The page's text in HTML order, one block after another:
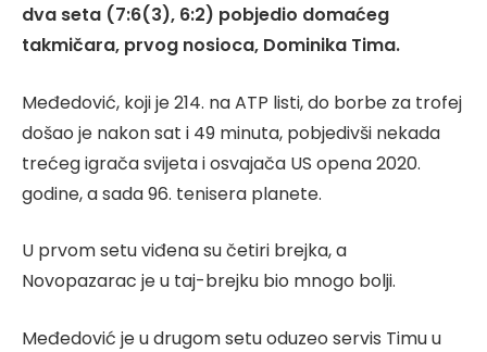
dva seta (7:6(3), 6:2) pobjedio domaćeg
takmičara, prvog nosioca, Dominika Tima.
Međedović, koji je 214. na ATP listi, do borbe za trofej
došao je nakon sat i 49 minuta, pobjedivši nekada
trećeg igrača svijeta i osvajača US opena 2020.
godine, a sada 96. tenisera planete.
U prvom setu viđena su četiri brejka, a
Novopazarac je u taj-brejku bio mnogo bolji.
Međedović je u drugom setu oduzeo servis Timu u